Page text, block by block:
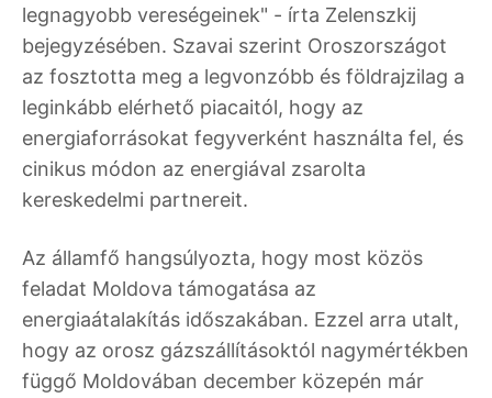
legnagyobb vereségeinek" - írta Zelenszkij
bejegyzésében. Szavai szerint Oroszországot
az fosztotta meg a legvonzóbb és földrajzilag a
leginkább elérhető piacaitól, hogy az
energiaforrásokat fegyverként használta fel, és
cinikus módon az energiával zsarolta
kereskedelmi partnereit.
Az államfő hangsúlyozta, hogy most közös
feladat Moldova támogatása az
energiaátalakítás időszakában. Ezzel arra utalt,
hogy az orosz gázszállításoktól nagymértékben
függő Moldovában december közepén már